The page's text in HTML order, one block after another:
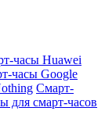
часы Huawei
часы Google
Смарт-
для смарт-часов